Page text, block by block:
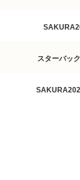
スターバッ